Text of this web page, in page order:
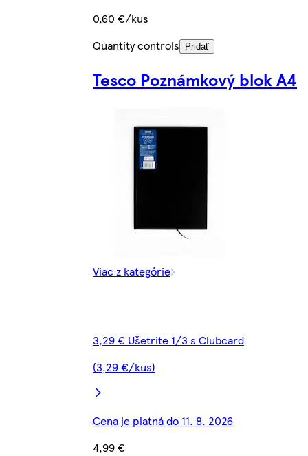
0,60 €/kus
Quantity controls
Pridať
Tesco Poznámkový blok A4
Viac z kategórie
3,29 € Ušetrite 1/3 s Clubcard
(3,29 €/kus)
Cena je platná do 11. 8. 2026
4,99 €